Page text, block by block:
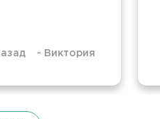
- Виктория